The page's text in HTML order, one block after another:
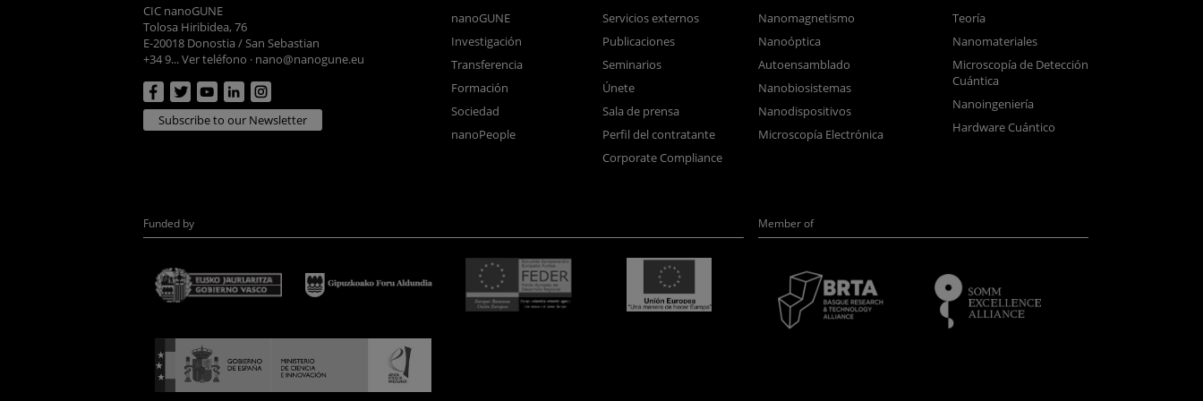
CIC nanoGUNE
Tolosa Hiribidea, 76
E-20018 Donostia / San Sebastian
+34 9... Ver teléfono · nano@nanogune.eu
Subscribe to our Newsletter
nanoGUNE
Investigación
Transferencia
Formación
Sociedad
nanoPeople
Servicios externos
Publicaciones
Seminarios
Únete
Sala de prensa
Perfil del contratante
Corporate Compliance
Nanomagnetismo
Nanoóptica
Autoensamblado
Nanobiosistemas
Nanodispositivos
Microscopía Electrónica
Teoría
Nanomateriales
Microscopía de Detección
Cuántica
Nanoingeniería
Hardware Cuántico
Funded by Member of